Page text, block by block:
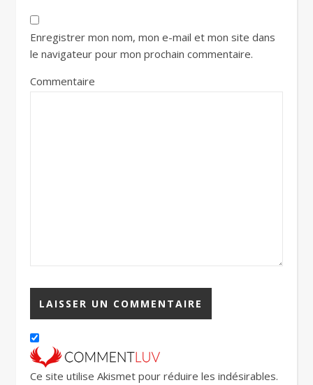
Enregistrer mon nom, mon e-mail et mon site dans
le navigateur pour mon prochain commentaire.
Commentaire
Ce site utilise Akismet pour réduire les indésirables.